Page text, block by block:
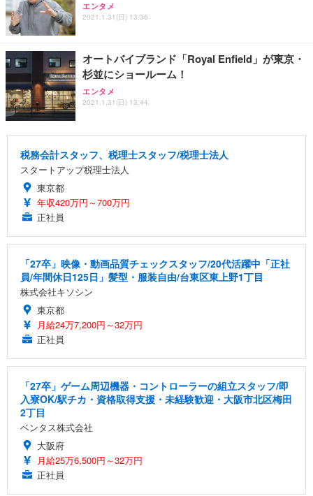
エンタメ
2021.1.31(日) 13:36
オートバイブランド「Royal Enfield」が東京・
杉並にショールーム！
エンタメ
2021.1.31(日) 13:44
税務会計スタッフ、税理士スタッフ/税理士法人
スタートアップ税理士法人
東京都
年収420万円～700万円
正社員
「27卒」映像・動画品質チェックスタッフ/20代活躍中「正社
員/年間休日125日」髪型・服装自由/台東区東上野1丁目
株式会社キソシン
東京都
月給24万7,200円～32万円
正社員
「27卒」ゲーム周辺機器・コントローラーの組立スタッフ/即
入寮OK/駅チカ・資格取得支援・未経験歓迎・大阪市北区梅田
2丁目
ベンタス株式会社
大阪府
月給25万6,500円～32万円
正社員